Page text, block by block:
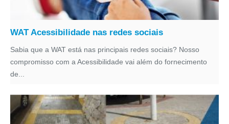
WAT Acessibilidade nas redes sociais
Sabia que a WAT está nas principais redes sociais? Nosso
compromisso com a Acessibilidade vai além do fornecimento
de...